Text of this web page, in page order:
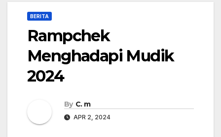
BERITA
Rampchek
Menghadapi Mudik
2024
By C. m
APR 2, 2024